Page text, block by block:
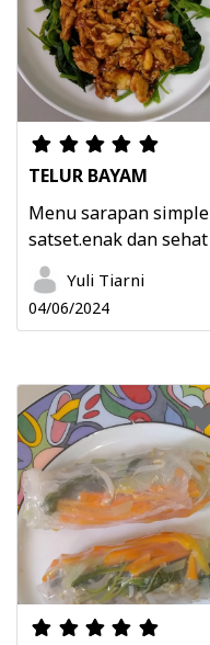
TELUR BAYAM
Menu sarapan simple
satset.enak dan sehat
Yuli Tiarni
04/06/2024